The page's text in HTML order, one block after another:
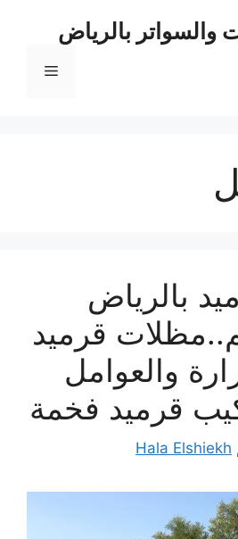
والسواتر بالرياض
القائمة
بالرياض
قرميد
والعوامل
قرميد فخمة
Hala Elshiekh